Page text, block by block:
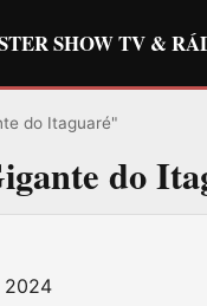
SHOW TV &
do Itaguaré"
do
2024